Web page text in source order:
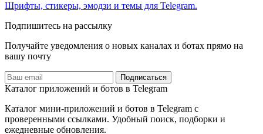
Шрифты, стикеры, эмодзи и темы для Telegram.
Подпишитесь на рассылку
Получайте уведомления о новых каналах и ботаx прямо на
вашу почту
Подписаться
Каталог приложений и ботов в Telegram
Каталог мини-приложений и ботов в Telegram с
проверенными ссылками. Удобный поиск, подборки и
ежедневные обновления.